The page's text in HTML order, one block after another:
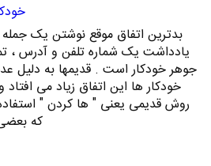
بدترین اتفاق موقع نوشتن یک
یادداشت یک شماره تلفن و آدرس ،
جوهر خودکار است . قدیمها به دلیل
خودکار ها این اتفاق زیاد می افتاد
روش قدیمی یعنی " ها کردن "
که